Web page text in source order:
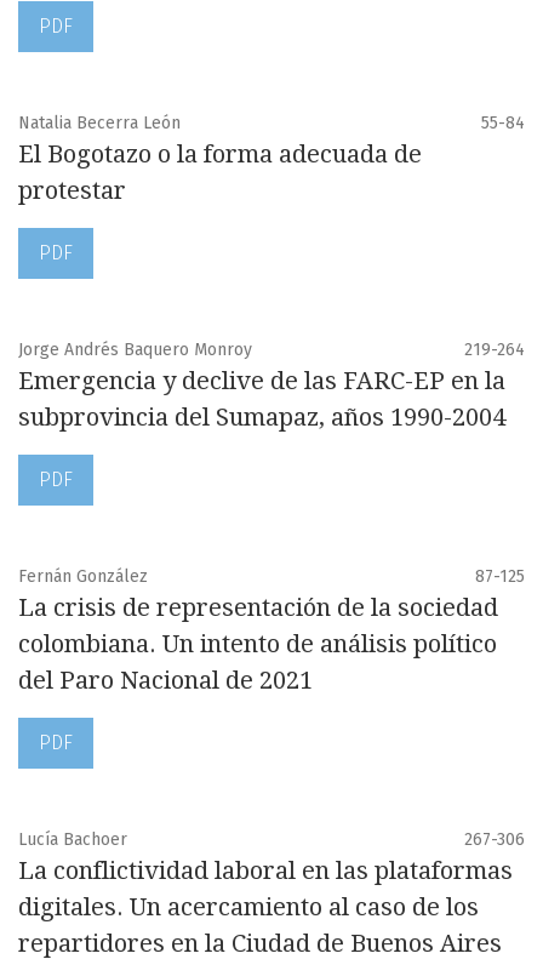
PDF
Natalia Becerra León 55-84
El Bogotazo o la forma adecuada de
protestar
PDF
Jorge Andrés Baquero Monroy 219-264
Emergencia y declive de las FARC-EP en la
subprovincia del Sumapaz, años 1990-2004
PDF
Fernán González 87-125
La crisis de representación de la sociedad
colombiana. Un intento de análisis político
del Paro Nacional de 2021
PDF
Lucía Bachoer 267-306
La conflictividad laboral en las plataformas
digitales. Un acercamiento al caso de los
repartidores en la Ciudad de Buenos Aires